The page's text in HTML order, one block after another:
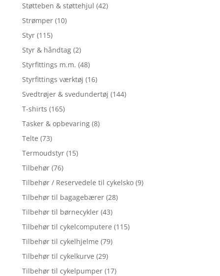
Støtteben & støttehjul (42)
Strømper (10)
Styr (115)
Styr & håndtag (2)
Styrfittings m.m. (48)
Styrfittings værktøj (16)
Svedtrøjer & svedundertøj (144)
T-shirts (165)
Tasker & opbevaring (8)
Telte (73)
Termoudstyr (15)
Tilbehør (76)
Tilbehør / Reservedele til cykelsko (9)
Tilbehør til bagagebærer (28)
Tilbehør til børnecykler (43)
Tilbehør til cykelcomputere (115)
Tilbehør til cykelhjelme (79)
Tilbehør til cykelkurve (29)
Tilbehør til cykelpumper (17)